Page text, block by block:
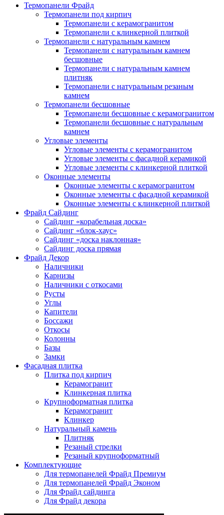
Термопанели Фрайд
Термопанели под кирпич
Термопанели с керамогранитом
Термопанели с клинкерной плиткой
Термопанели с натуральным камнем
Термопанели с натуральным камнем
бесшовные
Термопанели с натуральным камнем
плитняк
Термопанели с натуральным резаным
камнем
Термопанели бесшовные
Термопанели бесшовные с керамогранитом
Термопанели бесшовные с натуральным
камнем
Угловые элементы
Угловые элементы с керамогранитом
Угловые элементы с фасадной керамикой
Угловые элементы с клинкерной плиткой
Оконные элементы
Оконные элементы с керамогранитом
Оконные элементы с фасадной керамикой
Оконные элементы с клинкерной плиткой
Фрайд Сайдинг
Сайдинг «корабельная доска»
Сайдинг «блок-хаус»
Сайдинг «доска наклонная»
Сайдинг доска прямая
Фрайд Декор
Наличники
Карнизы
Наличники с откосами
Русты
Углы
Капители
Боссажи
Откосы
Колонны
Базы
Замки
Фасадная плитка
Плитка под кирпич
Керамогранит
Клинкерная плитка
Крупноформатная плитка
Керамогранит
Клинкер
Натуральный камень
Плитняк
Резаный стрелки
Резаный крупноформатный
Комплектующие
Для термопанелей Фрайд Премиум
Для термопанелей Фрайд Эконом
Для Фрайд сайдинга
Для Фрайд декора